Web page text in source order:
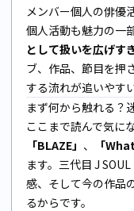
メンバー個人の俳優
個人活動も魅力の一
として扱いを広げす
ブ、作品、節目を押
する流れが追いやす
まず何から触れる？
ここまで読んで気に
「BLAZE」 、 「
ます。三代目 J
感、そして今の作品
るからです。